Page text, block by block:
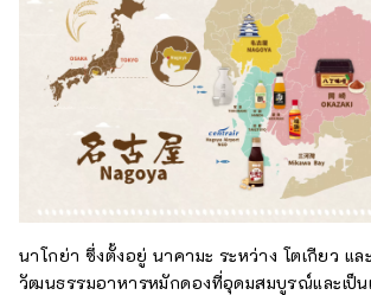
นาโกย่า ซึ่งตั้งอยู่ นาคามะ ระหว่าง โตเกียว แล
วัฒนธรรมอาหารหมักดองที่อุดมสมบูรณ์และเป็น